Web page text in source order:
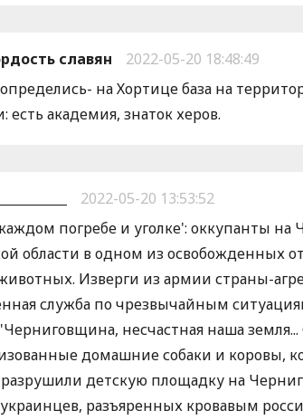
славян
2022-05-20 18:48:49
на Хортице база на
есть академия, знаток херов.
2022-05-20 13:53:52
погребе и уголке': оккупанты
области в одном из освобожденных
Изверги из армии страны-
служба по чрезвычайным
несчастная наша
домашние собаки и коровы,
детскую площадку на
разъяренных кровавым